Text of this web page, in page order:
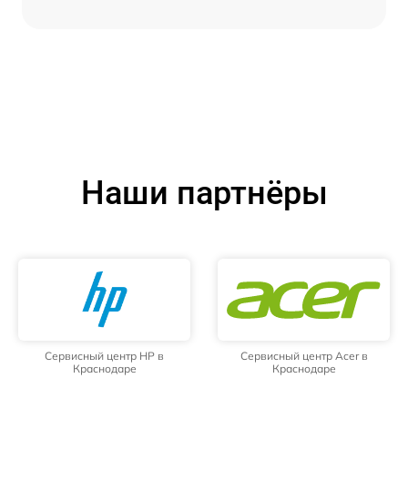
Наши партнёры
Сервисный центр HP в
Краснодаре
Сервисный центр Acer в
Краснодаре